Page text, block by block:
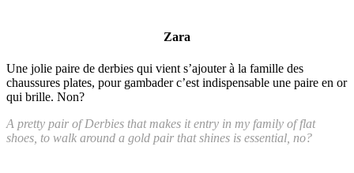
Zara
Une jolie paire de derbies qui vient s’ajouter à la famille des
chaussures plates, pour gambader c’est indispensable une paire en or
qui brille. Non?
A pretty pair of Derbies that makes it entry in my family of flat
shoes, to walk around a gold pair that shines is essential, no?